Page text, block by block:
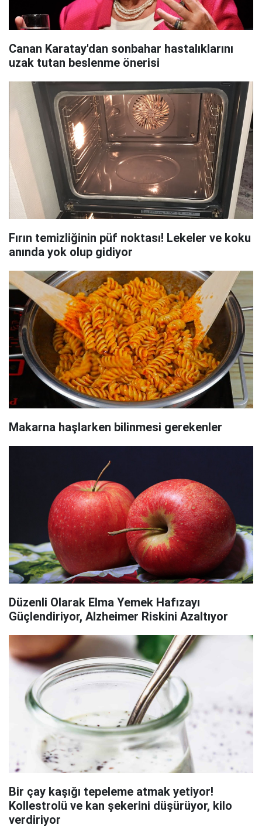
Canan Karatay'dan sonbahar hastalıklarını
uzak tutan beslenme önerisi
Fırın temizliğinin püf noktası! Lekeler ve koku
anında yok olup gidiyor
Makarna haşlarken bilinmesi gerekenler
Düzenli Olarak Elma Yemek Hafızayı
Güçlendiriyor, Alzheimer Riskini Azaltıyor
Bir çay kaşığı tepeleme atmak yetiyor!
Kollestrolü ve kan şekerini düşürüyor, kilo
verdiriyor